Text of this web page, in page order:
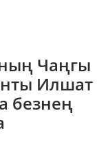
Чаңгы
Илшат
безнең